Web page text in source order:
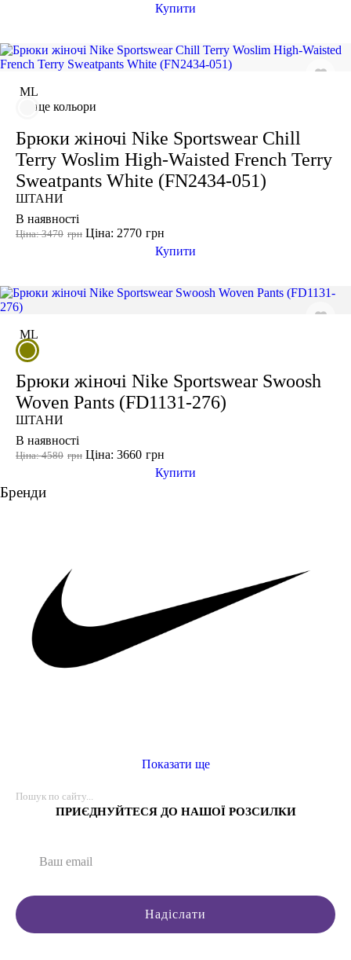
Adidas
Puma
Купити
ML
ще кольори
Брюки жіночі Nike Sportswear Chill
Terry Woslim High-Waisted French Terry
Sweatpants White (FN2434-051)
ШТАНИ
В наявності
грн
Ціна: 3470 грн
Ціна: 2770
Купити
ML
Брюки жіночі Nike Sportswear Swoosh
Woven Pants (FD1131-276)
ШТАНИ
В наявності
грн
Ціна: 4580 грн
Ціна: 3660
Купити
Бренди
Показати ще
ПРИЄДНУЙТЕСЯ ДО НАШОЇ РОЗСИЛКИ
Надіслати